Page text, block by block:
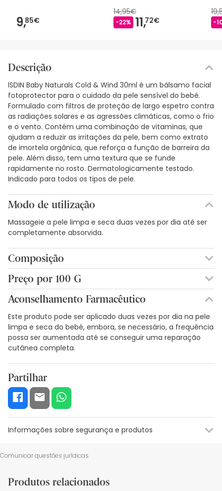
9,85€
14,95€
-22% 11,72€ -
Descrição
ISDIN Baby Naturals Cold & Wind 30ml é um bálsamo facial
fotoprotector para o cuidado da pele sensível do bebé.
Formulado com filtros de proteção de largo espetro contra
as radiações solares e as agressões climáticas, como o frio
e o vento. Contém uma combinação de vitaminas, que
ajudam a reduzir as irritações da pele, bem como extrato
de imortela orgânica, que reforça a função de barreira da
pele. Além disso, tem uma textura que se funde
rapidamente no rosto. Dermatologicamente testado.
Indicado para todos os tipos de pele.
Modo de utilização
Massageie a pele limpa e seca duas vezes por dia até ser
completamente absorvida.
Composição
DEXPANTENOL. ÓLEO DE BAGAÇO DE AZEITONA. GLYCERINE.
DIGLUCONATO DE CLOREXIDINA.
Preço por 100 G
27,97€ / 100 g
Aconselhamento Farmacêutico
Este produto pode ser aplicado duas vezes por dia na pele
limpa e seca do bebé, embora, se necessário, a frequência
possa ser aumentada até se conseguir uma reparação
cutânea completa.
Partilhar
Informações sobre segurança e produtos
Recursos de segurança visual
De momento, não dispomos de imagens de segurança
Comunicar questões jurídicas
Produtos relacionados